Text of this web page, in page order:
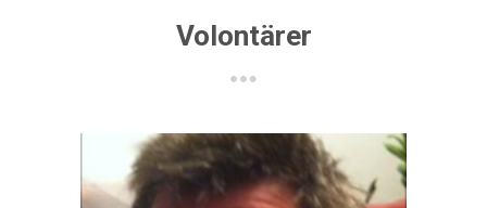
Volontärer